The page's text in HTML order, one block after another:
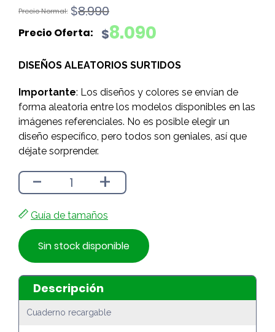
$8.990
El
original
$8.990.
$8.090
El
actual
$8.090.
DISEÑOS ALEATORIOS SURTIDOS
Importante: Los diseños y colores se envían de
forma aleatoria entre los modelos disponibles en las
imágenes referenciales. No es posible elegir un
diseño específico, pero todos son geniales, así que
déjate sorprender.
- +
Guía de tamaños
Sin stock disponible
Descripción
Cuaderno recargable